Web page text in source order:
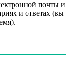
почты и
и ответах (вы